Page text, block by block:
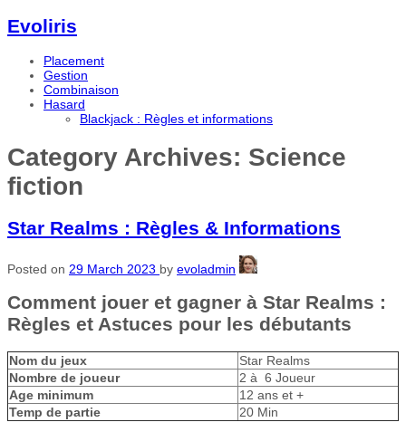
Evoliris
Placement
Gestion
Combinaison
Hasard
Blackjack : Règles et informations
Category Archives: Science
fiction
Star Realms : Règles & Informations
Posted on 29 March 2023 by evoladmin
Comment jouer et gagner à Star Realms :
Règles et Astuces pour les débutants
Nom du jeux
Star Realms
Nombre de joueur
2 à 6 Joueur
Age minimum
12 ans et +
Temp de partie
20 Min